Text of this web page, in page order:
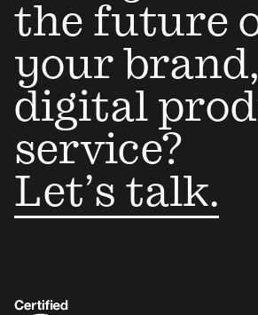
the future
your brand,
digital
service?
Let’s talk.